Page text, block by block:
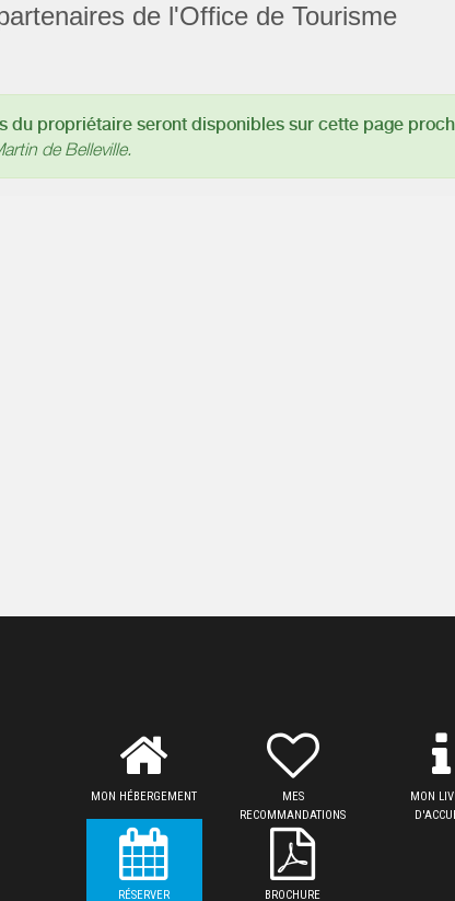
de l'Office de Tourisme
du propriétaire seront disponibles sur cette page
de Belleville.
MON HÉBERGEMENT
MES
RECOMMANDATIONS
MON
RÉSERVER BROCHURE